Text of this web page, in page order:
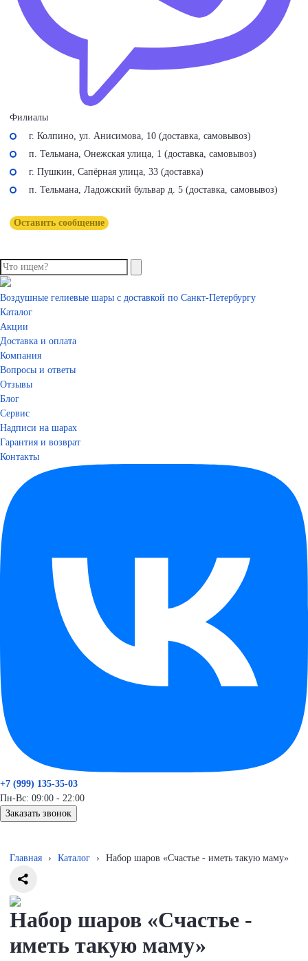
Филиалы
г. Колпино, ул. Анисимова, 10 (доставка, самовывоз)
п. Тельмана, Онежская улица, 1 (доставка, самовывоз)
г. Пушкин, Сапёрная улица, 33 (доставка)
п. Тельмана, Ладожский бульвар д. 5 (доставка, самовывоз)
Оставить сообщение
Воздушные гелиевые шары с доставкой по Санкт-Петербургу
Каталог
Акции
Доставка и оплата
Компания
Вопросы и ответы
Отзывы
Блог
Сервис
Надписи на шарах
Гарантия и возврат
Контакты
+7 (999) 135-35-03
Пн-Вс: 09:00 - 22:00
Заказать звонок
Главная › Каталог › Набор шаров «Счастье - иметь такую маму»
Набор шаров «Счастье -
иметь такую маму»